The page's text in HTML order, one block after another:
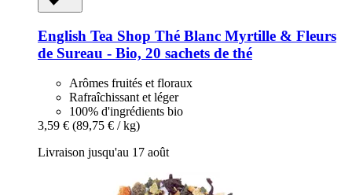
English Tea Shop Thé Blanc Myrtille & Fleurs
de Sureau -​ Bio, 20 sachets de thé
Arômes fruités et floraux
Rafraîchissant et léger
100% d'ingrédients bio
3,59 € (89,75 € / kg)
Livraison jusqu'au 17 août